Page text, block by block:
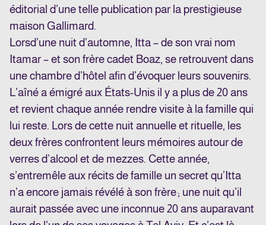
éditorial d’une telle publication par la prestigieuse
maison Gallimard.
Lorsd’une nuit d’automne, Itta – de son vrai nom
Itamar – et son frère cadet Boaz, se retrouvent dans
une chambre d’hôtel afin d’évoquer leurs souvenirs.
L’aîné a émigré aux États-Unis il y a plus de 20 ans
et revient chaque année rendre visite à la famille qui
lui reste. Lors de cette nuit annuelle et rituelle, les
deux frères confrontent leurs mémoires autour de
verres d’alcool et de mezzes. Cette année,
s’entremêle aux récits de famille un secret qu’Itta
n’a encore jamais révélé à son frère ; une nuit qu’il
aurait passée avec une inconnue 20 ans auparavant